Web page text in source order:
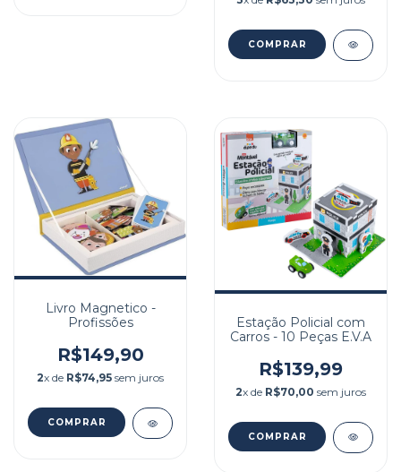
Livro Magnetico -
Profissões
R$149,90
2x de R$74,95 sem juros
Estação Policial com
Carros - 10 Peças E.V.A
R$139,99
2x de R$70,00 sem juros